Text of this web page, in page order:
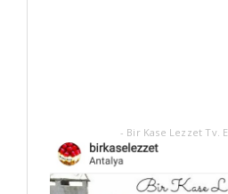
- Bir Kase Lezzet Tv.